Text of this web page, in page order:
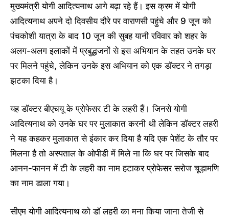
मुख्यमंत्री योगी आदित्यनाथ आगे बढ़ा रहे हैं। इस क्रम में योगी
आदित्यनाथ अपने दो दिवसीय दौरे पर वाराणसी पहुंचे और 9 जून को
पंचकोशी यात्रा के बाद 10 जून की सुबह यानी रविवार को शहर के
अलग-अलग इलाकों में प्रबुद्धजनों से इस अभियान के तहत उनके घर
पर मिलने पहुंचे, लेकिन उनके इस अभियान को एक डॉक्टर ने तगड़ा
झटका दिया है।
यह डॉक्टर बीएचयू के प्रोफेसर टी के लहरी हैं। जिनसे योगी
आदित्यनाथ को उनके घर पर मुलाकात करनी थी लेकिन डॉक्टर लहरी
ने यह कहकर मुलाकात से इंकार कर दिया है यदि एक पेशेंट के तौर पर
मिलना है तो अस्पताल के ओपीडी में मिले ना कि घर पर जिसके बाद
आनन-फानन में टी के लहरी का नाम हटाकर प्रोफेसर सरोज चूड़ामणि
का नाम डाला गया।
सीएम योगी आदित्यनाथ को डॉ लहरी का मना किया जाना तेजी से